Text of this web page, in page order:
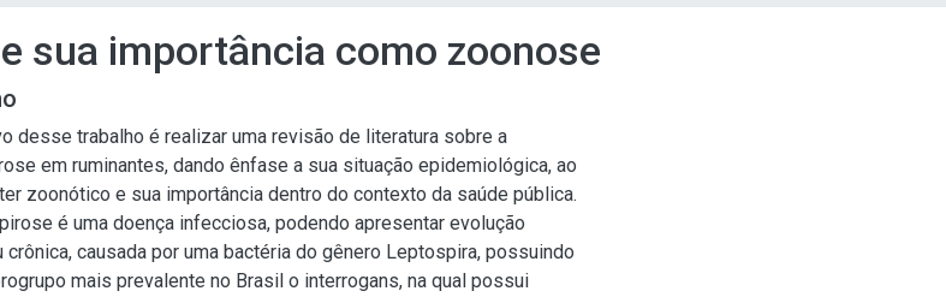
sua importância como zoonose
desse trabalho é realizar uma revisão de literatura sobre a
em ruminantes, dando ênfase a sua situação epidemiológica, ao
zoonótico e sua importância dentro do contexto da saúde pública.
é uma doença infecciosa, podendo apresentar evolução
crônica, causada por uma bactéria do gênero Leptospira, possuindo
mais prevalente no Brasil o interrogans, na qual possui